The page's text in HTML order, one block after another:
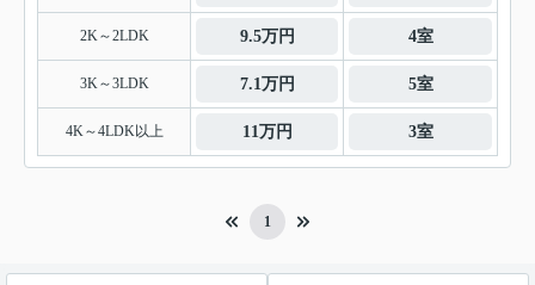
2K～2LDK 9.5万円 4室
3K～3LDK 7.1万円 5室
4K～4LDK以上 11万円 3室
1